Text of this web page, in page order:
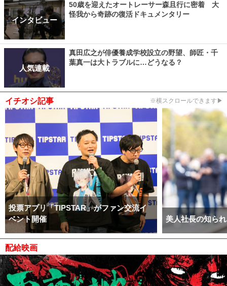
インタビュー
50歳を迎えたオートレーサー森且行に密着 大
怪我から奇跡の復活ドキュメンタリー
人気連載
真田広之が俳優養成学校設立の野望、師匠・千
葉真一は大トラブルに…どうなる？
イチオシ記事 ※横スクロールできます▶
投票アプリ「TIPSTAR」がファン交流イ
ベント開催
美人社長の知ら
配給映画